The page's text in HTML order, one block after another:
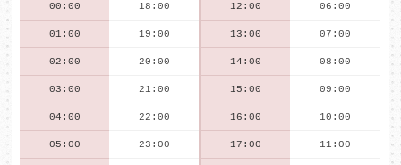
00:00 18:00 12:00 06:00
01:00 19:00 13:00 07:00
02:00 20:00 14:00 08:00
03:00 21:00 15:00 09:00
04:00 22:00 16:00 10:00
05:00 23:00 17:00 11:00